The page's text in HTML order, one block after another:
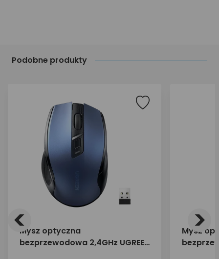
Podobne produkty
Mysz optyczna
bezprzewodowa 2,4GHz UGREEN
Mysz
< >